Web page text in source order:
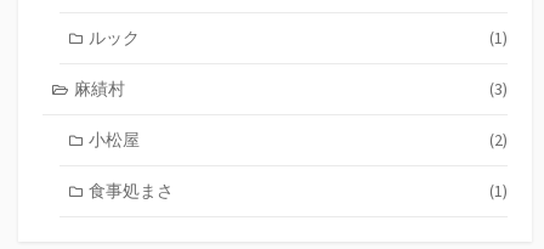
ルック (1)
麻績村 (3)
小松屋 (2)
食事処まさ (1)